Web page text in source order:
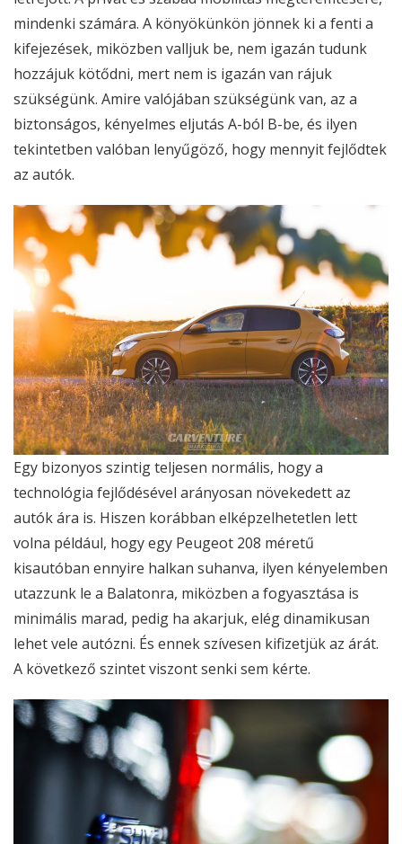
mindenki számára. A könyökünkön jönnek ki a fenti a
kifejezések, miközben valljuk be, nem igazán tudunk
hozzájuk kötődni, mert nem is igazán van rájuk
szükségünk. Amire valójában szükségünk van, az a
biztonságos, kényelmes eljutás A-ból B-be, és ilyen
tekintetben valóban lenyűgöző, hogy mennyit fejlődtek
az autók.
Egy bizonyos szintig teljesen normális, hogy a
technológia fejlődésével arányosan növekedett az
autók ára is. Hiszen korábban elképzelhetetlen lett
volna például, hogy egy Peugeot 208 méretű
kisautóban ennyire halkan suhanva, ilyen kényelemben
utazzunk le a Balatonra, miközben a fogyasztása is
minimális marad, pedig ha akarjuk, elég dinamikusan
lehet vele autózni. És ennek szívesen kifizetjük az árát.
A következő szintet viszont senki sem kérte.